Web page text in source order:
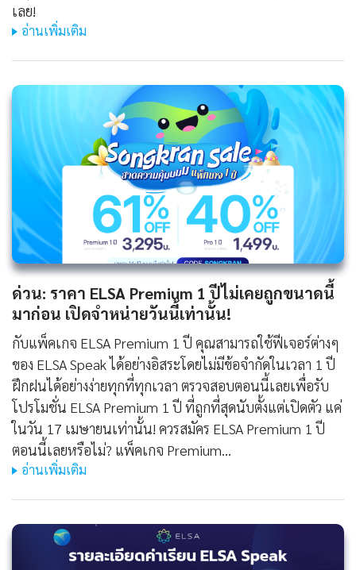
เลย!
อ่านเพิ่มเติม
ด่วน: ราคา ELSA Premium 1 ปีไม่เคยถูกขนาดนี้
มาก่อน เปิดจำหน่ายวันนี้เท่านั้น!
กับแพ็คเกจ ELSA Premium 1 ปี คุณสามารถใช้ฟีเจอร์ต่างๆ
ของ ELSA Speak ได้อย่างอิสระโดยไม่มีข้อจำกัดในเวลา 1 ปี
ฝึกฝนได้อย่างง่ายทุกที่ทุกเวลา ตรวจสอบตอนนี้เลยเพื่อรับ
โปรโมชั่น ELSA Premium 1 ปี ที่ถูกที่สุดนับตั้งแต่เปิดตัว แค่
ในวัน 17 เมษายนเท่านั้น! ควรสมัคร ELSA Premium 1 ปี
ตอนนี้เลยหรือไม่? แพ็คเกจ Premium…
อ่านเพิ่มเติม